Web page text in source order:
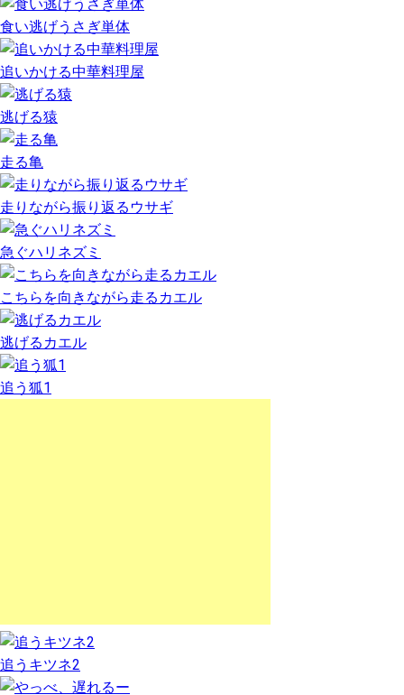
食い逃げうさぎ単体
追いかける中華料理屋
逃げる猿
走る亀
走りながら振り返るウサギ
急ぐハリネズミ
こちらを向きながら走るカエル
逃げるカエル
追う狐1
追うキツネ2